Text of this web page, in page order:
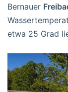
Bernauer
etwa 25 Grad